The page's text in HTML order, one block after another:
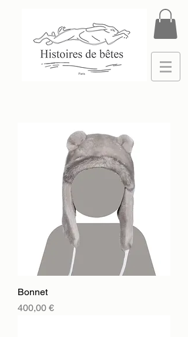
Bonnet
Цена
400,00 €